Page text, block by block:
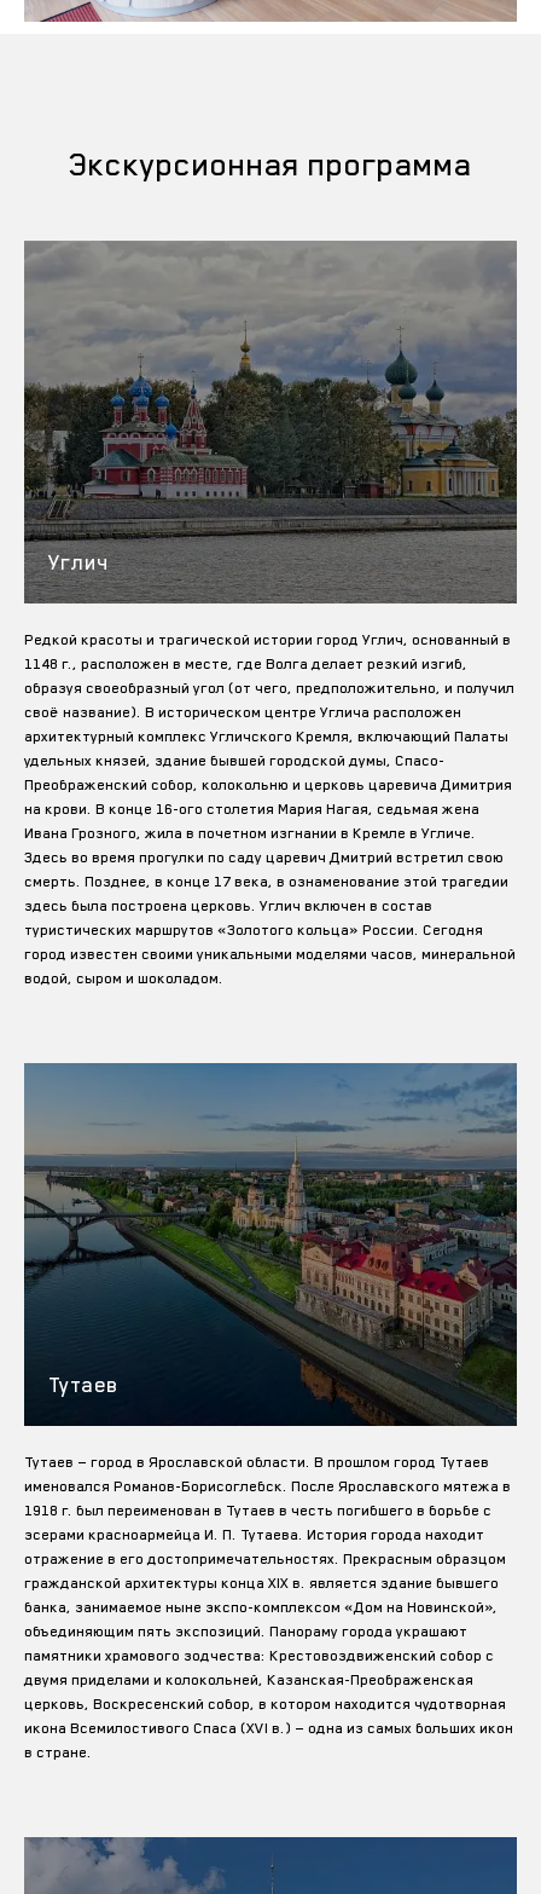
Экскурсионная программа
Углич
Редкой красоты и трагической истории город Углич, основанный в
1148 г., расположен в месте, где Волга делает резкий изгиб,
образуя своеобразный угол (от чего, предположительно, и получил
своё название). В историческом центре Углича расположен
архитектурный комплекс Угличского Кремля, включающий Палаты
удельных князей, здание бывшей городской думы, Спасо-
Преображенский собор, колокольню и церковь царевича Димитрия
на крови. В конце 16-ого столетия Мария Нагая, седьмая жена
Ивана Грозного, жила в почетном изгнании в Кремле в Угличе.
Здесь во время прогулки по саду царевич Дмитрий встретил свою
смерть. Позднее, в конце 17 века, в ознаменование этой трагедии
здесь была построена церковь. Углич включен в состав
туристических маршрутов «Золотого кольца» России. Сегодня
город известен своими уникальными моделями часов, минеральной
водой, сыром и шоколадом.
Тутаев
Тутаев — город в Ярославской области. В прошлом город Тутаев
именовался Романов-Борисоглебск. После Ярославского мятежа в
1918 г. был переименован в Тутаев в честь погибшего в борьбе с
эсерами красноармейца И. П. Тутаева. История города находит
отражение в его достопримечательностях. Прекрасным образцом
гражданской архитектуры конца XIX в. является здание бывшего
банка, занимаемое ныне экспо-комплексом «Дом на Новинской»,
объединяющим пять экспозиций. Панораму города украшают
памятники храмового зодчества: Крестовоздвиженский собор с
двумя приделами и колокольней, Казанская-Преображенская
церковь, Воскресенский собор, в котором находится чудотворная
икона Всемилостивого Спаса (XVI в.) — одна из самых больших икон
в стране.